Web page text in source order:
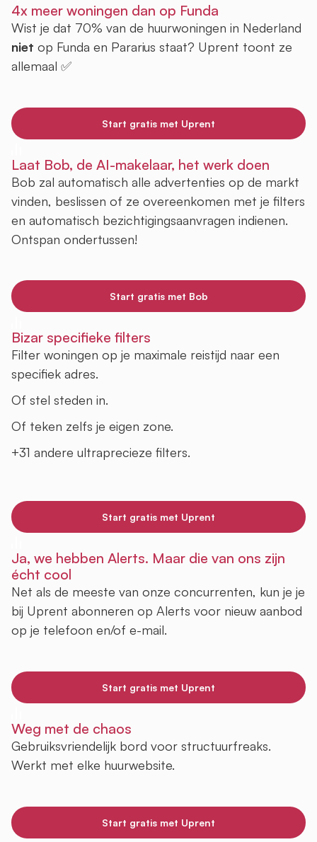
4x meer woningen dan op Funda
Wist je dat 70% van de huurwoningen in Nederland
niet op Funda en Pararius staat? Uprent toont ze
allemaal ✅
Start gratis met Uprent
Laat Bob, de AI-makelaar, het werk doen
Bob zal automatisch alle advertenties op de markt
vinden, beslissen of ze overeenkomen met je filters
en automatisch bezichtigingsaanvragen indienen.
Ontspan ondertussen!
Start gratis met Bob
Bizar specifieke filters
Filter woningen op je maximale reistijd naar een
specifiek adres.
Of stel steden in.
Of teken zelfs je eigen zone.
+31 andere ultraprecieze filters.
Start gratis met Uprent
Ja, we hebben Alerts. Maar die van ons zijn
écht cool
Net als de meeste van onze concurrenten, kun je je
bij Uprent abonneren op Alerts voor nieuw aanbod
op je telefoon en/of e-mail.
Start gratis met Uprent
Weg met de chaos
Gebruiksvriendelijk bord voor structuurfreaks.
Werkt met elke huurwebsite.
Start gratis met Uprent